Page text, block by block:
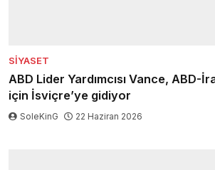
SIYASET
ABD Lider Yardımcısı Vance, ABD-
için İsviçre’ye gidiyor
SoleKinG 22 Haziran 2026